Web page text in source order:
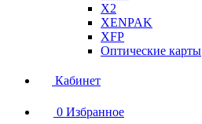
X2
XENPAK
XFP
Оптические карты
Кабинет
0 Избранное